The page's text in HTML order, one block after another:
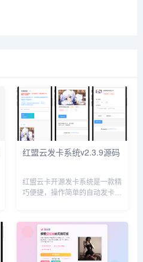
红盟云发卡系统v2.3.9源码
红盟云卡开源发卡系统是一款精
巧便捷，操作简单的自动发卡密
发卡系统测试环境：
MySQL5.6，PHP7.4支付系统
支持微信、支付宝官方支付、易
支付自带前台模板的，不需要单